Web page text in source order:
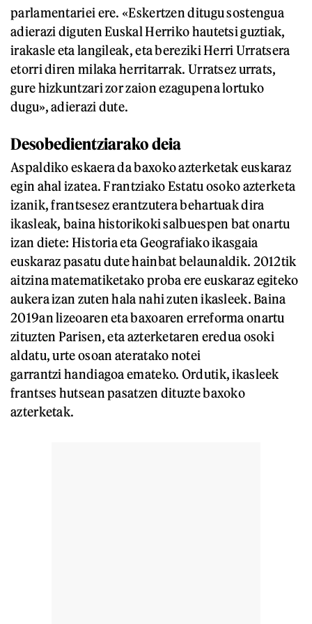
parlamentariei ere. «Eskertzen ditugu sostengua
adierazi diguten Euskal Herriko hautetsi guztiak,
irakasle eta langileak, eta bereziki Herri Urratsera
etorri diren milaka herritarrak. Urratsez urrats,
gure hizkuntzari zor zaion ezagupena lortuko
dugu», adierazi dute.
Desobedientziarako deia
Aspaldiko eskaera da baxoko azterketak euskaraz
egin ahal izatea. Frantziako Estatu osoko azterketa
izanik, frantsesez erantzutera behartuak dira
ikasleak, baina historikoki salbuespen bat onartu
izan diete: Historia eta Geografiako ikasgaia
euskaraz pasatu dute hainbat belaunaldik. 2012tik
aitzina matematiketako proba ere euskaraz egiteko
aukera izan zuten hala nahi zuten ikasleek. Baina
2019an lizeoaren eta baxoaren erreforma onartu
zituzten Parisen, eta azterketaren eredua osoki
aldatu, urte osoan ateratako notei
garrantzi handiagoa emateko. Ordutik, ikasleek
frantses hutsean pasatzen dituzte baxoko
azterketak.